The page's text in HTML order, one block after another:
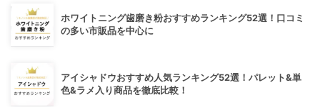
ホワイトニング歯磨き粉おすすめランキング52選！口コミ
の多い市販品を中心に
アイシャドウおすすめ人気ランキング52選！パレット&単
色&ラメ入り商品を徹底比較！